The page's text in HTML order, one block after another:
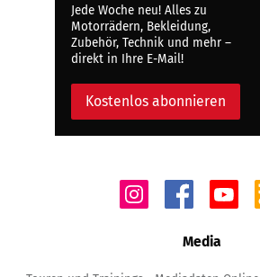
Jede Woche neu! Alles zu
Motorrädern, Bekleidung,
Zubehör, Technik und mehr –
direkt in Ihre E-Mail!
Kostenlos abonnieren
Media